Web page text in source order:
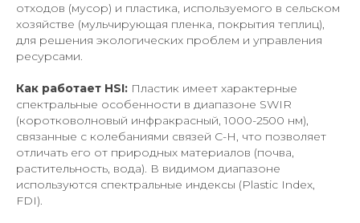
отходов (мусор) и пластика, используемого в сельском
хозяйстве (мульчирующая пленка, покрытия теплиц),
для решения экологических проблем и управления
ресурсами.
Как работает HSI: Пластик имеет характерные
спектральные особенности в диапазоне SWIR
(коротковолновый инфракрасный, 1000-2500 нм),
связанные с колебаниями связей C-H, что позволяет
отличать его от природных материалов (почва,
растительность, вода). В видимом диапазоне
используются спектральные индексы (Plastic Index,
FDI).